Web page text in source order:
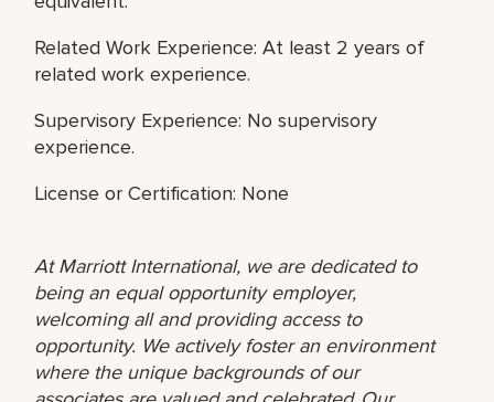
Related Work Experience: At least 2 years of
related work experience.
Supervisory Experience: No supervisory
experience.
License or Certification: None
At Marriott International, we are dedicated to
being an equal opportunity employer,
welcoming all and providing access to
opportunity. We actively foster an environment
where the unique backgrounds of our